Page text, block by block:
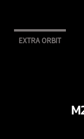
EXTRA ORBIT